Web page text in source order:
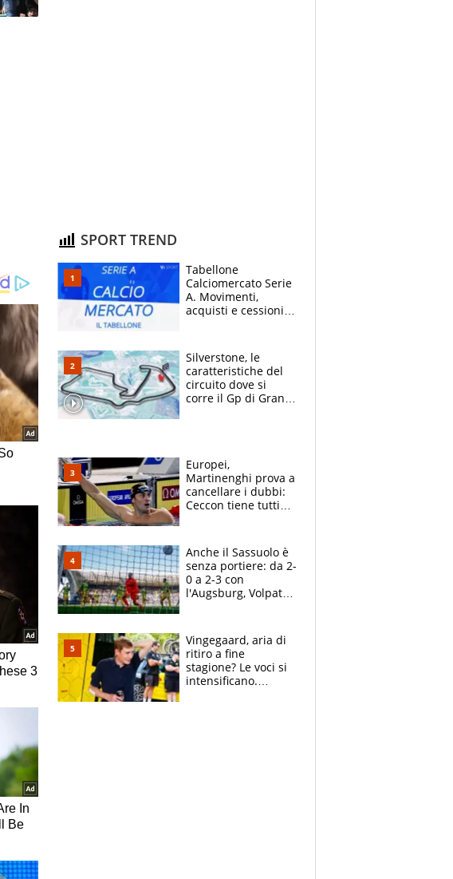
SPORT TREND
Tabellone
Calciomercato Serie
A. Movimenti,
acquisti e cessioni:
Silverstone, le
caratteristiche del
circuito dove si
corre il Gp di Gran
Europei,
Martinenghi prova a
cancellare i dubbi:
Ceccon tiene tutti
Curtis
Anche il Sassuolo è
senza portiere: da 2-
0 a 2-3 con
l'Augsburg, Volpato
Vingegaard, aria di
ritiro a fine
stagione? Le voci si
intensificano.